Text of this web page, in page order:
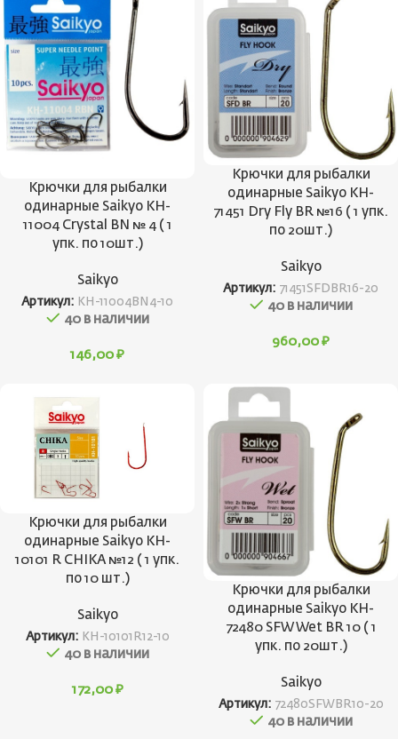
Крючки для рыбалки
одинарные Saikyo KH-
11004 Crystal BN № 4 ( 1
упк. по 10шт.)
Saikyo
Артикул: KH-11004BN4-10
40 в наличии
146,00 ₽
Крючки для рыбалки
одинарные Saikyo KH-
71451 Dry Fly BR №16 ( 1 упк.
по 20шт.)
Saikyo
Артикул: 71451SFDBR16-20
40 в наличии
960,00 ₽
Крючки для рыбалки
одинарные Saikyo KH-
10101 R CHIKA №12 ( 1 упк.
по 10 шт.)
Saikyo
Артикул: KH-10101R12-10
40 в наличии
172,00 ₽
Крючки для рыбалки
одинарные Saikyo KH-
72480 SFW Wet BR 10 ( 1
упк. по 20шт.)
Saikyo
Артикул: 72480SFWBR10-20
40 в наличии